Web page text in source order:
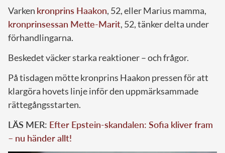
Varken kronprins Haakon, 52, eller Marius mamma,
kronprinsessan Mette-Marit, 52, tänker delta under
förhandlingarna.
Beskedet väcker starka reaktioner – och frågor.
På tisdagen mötte kronprins Haakon pressen för att
klargöra hovets linje inför den uppmärksammade
rättegångsstarten.
LÄS MER: Efter Epstein-skandalen: Sofia kliver fram
– nu händer allt!